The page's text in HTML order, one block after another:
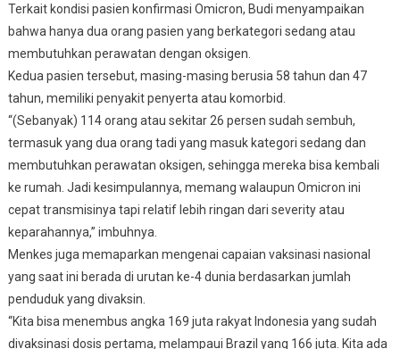
Terkait kondisi pasien konfirmasi Omicron, Budi menyampaikan
bahwa hanya dua orang pasien yang berkategori sedang atau
membutuhkan perawatan dengan oksigen.
Kedua pasien tersebut, masing-masing berusia 58 tahun dan 47
tahun, memiliki penyakit penyerta atau komorbid.
“(Sebanyak) 114 orang atau sekitar 26 persen sudah sembuh,
termasuk yang dua orang tadi yang masuk kategori sedang dan
membutuhkan perawatan oksigen, sehingga mereka bisa kembali
ke rumah. Jadi kesimpulannya, memang walaupun Omicron ini
cepat transmisinya tapi relatif lebih ringan dari severity atau
keparahannya,” imbuhnya.
Menkes juga memaparkan mengenai capaian vaksinasi nasional
yang saat ini berada di urutan ke-4 dunia berdasarkan jumlah
penduduk yang divaksin.
“Kita bisa menembus angka 169 juta rakyat Indonesia yang sudah
divaksinasi dosis pertama, melampaui Brazil yang 166 juta. Kita ada